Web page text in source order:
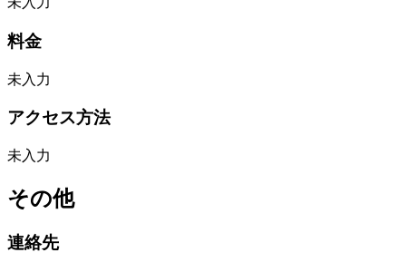
料金
未入力
アクセス方法
未入力
その他
連絡先